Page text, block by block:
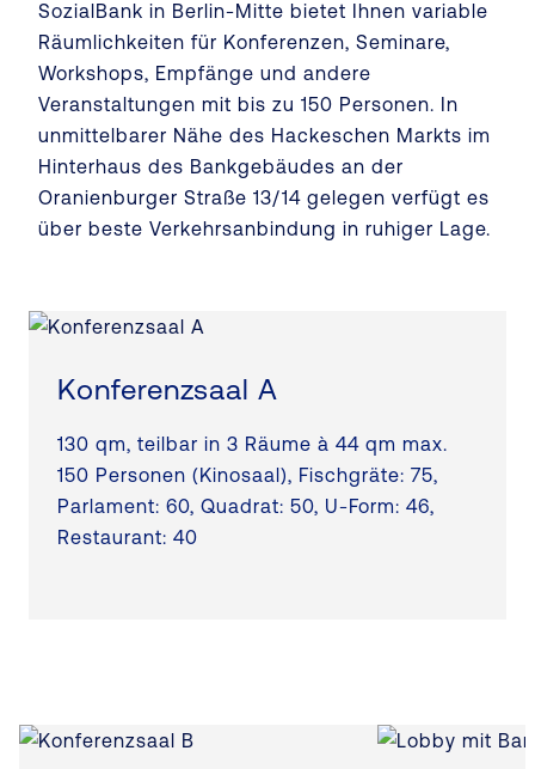
SozialBank in Berlin-Mitte bietet Ihnen variable
Räumlichkeiten für Konferenzen, Seminare,
Workshops, Empfänge und andere
Veranstaltungen mit bis zu 150 Personen. In
unmittelbarer Nähe des Hackeschen Markts im
Hinterhaus des Bankgebäudes an der
Oranienburger Straße 13/14 gelegen verfügt es
über beste Verkehrsanbindung in ruhiger Lage.
Konferenzsaal A
130 qm, teilbar in 3 Räume à 44 qm max.
150 Personen (Kinosaal), Fischgräte: 75,
Parlament: 60, Quadrat: 50, U-Form: 46,
Restaurant: 40